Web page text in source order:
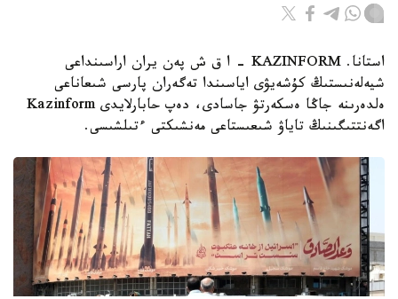
استانا. KAZINFORM - ا ق ش پەن يران اراسىنداعى
شيەلەنىستىڭ كۇشەيۋى اياسىندا تەگەران پارسى شىعاناعى
ەلدەرىنە جاڭا ەسكەرتۋ جاسادى، دەپ حابارلايدى Kazinform
اگەنتتىگىنىڭ تاياۋ شىعىستاعى مەنشىكتى ءتىلشىسى.